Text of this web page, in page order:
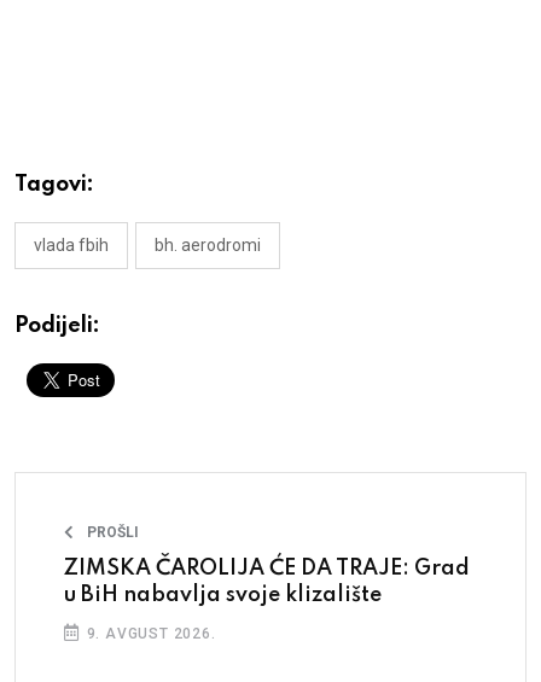
Tagovi:
vlada fbih bh. aerodromi
Podijeli:
PROŠLI
ZIMSKA ČAROLIJA ĆE DA TRAJE: Grad
u BiH nabavlja svoje klizalište
9. AVGUST 2026.